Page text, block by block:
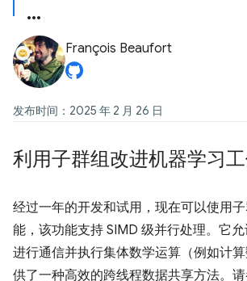
François Beaufort
发布时间：2025 年 2 月 26 日
利用子群组改进机器学习
经过一年的开发和试用，现在可以使用
能，该功能支持 SIMD 级并行处理。它
进行通信并执行集体数学运算（例如计
供了一种高效的跨线程数据共享方法。请